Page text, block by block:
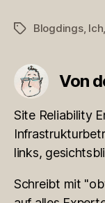
Schlagwörter
Blogdings, Ich
Von
Site Reliability
links,
Schreibt mit